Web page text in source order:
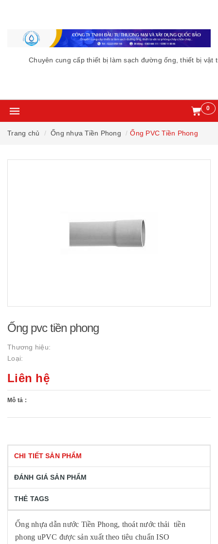
Chuyên cung cấp thiết bị làm sạch đường ống, thiết bị vật
0
Trang chủ Ống nhựa Tiền Phong Ống PVC Tiền Phong
Ống pvc tiền phong
Thương hiệu:
Loại:
Liên hệ
Mô tả :
CHI TIẾT SẢN PHẨM
ĐÁNH GIÁ SẢN PHẨM
THẺ TAGS
Ống nhựa dẫn nước Tiền Phong, thoát nước thải tiền
phong uPVC được sản xuất theo tiêu chuẩn ISO